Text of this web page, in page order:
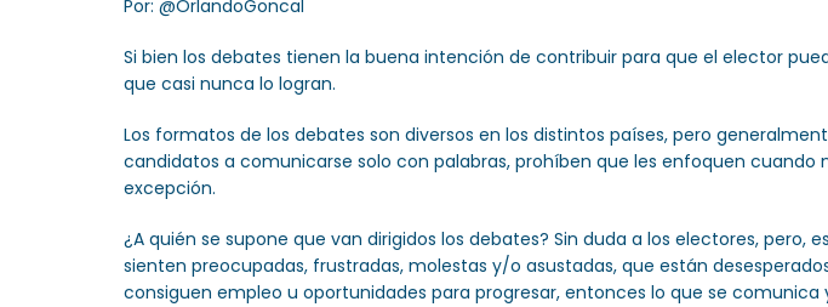
Por: @OrlandoGoncal
Si bien los debates tienen la buena intención de contribuir para que el elector
que casi nunca lo logran.
Los formatos de los debates son diversos en los distintos países, pero
candidatos a comunicarse solo con palabras, prohíben que les enfoquen
excepción.
¿A quién se supone que van dirigidos los debates? Sin duda a los electores,
sienten preocupadas, frustradas, molestas y/o asustadas, que están
consiguen empleo u oportunidades para progresar, entonces lo que se